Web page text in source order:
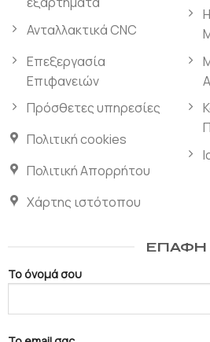
Ανταλλακτικά CNC
Επεξεργασία
Επιφανειών
Πρόσθετες υπηρεσίες
Πολιτική cookies
Πολιτική Απορρήτου
Χάρτης ιστότοπου
ΕΠΑΦΉ
Το όνομά σου